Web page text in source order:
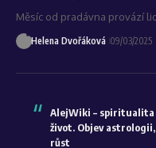
Měsíc od pradávna provází
Helena Dvořáková 09/03/2025
AlejWiki – spiritualita
život. Objev
růst